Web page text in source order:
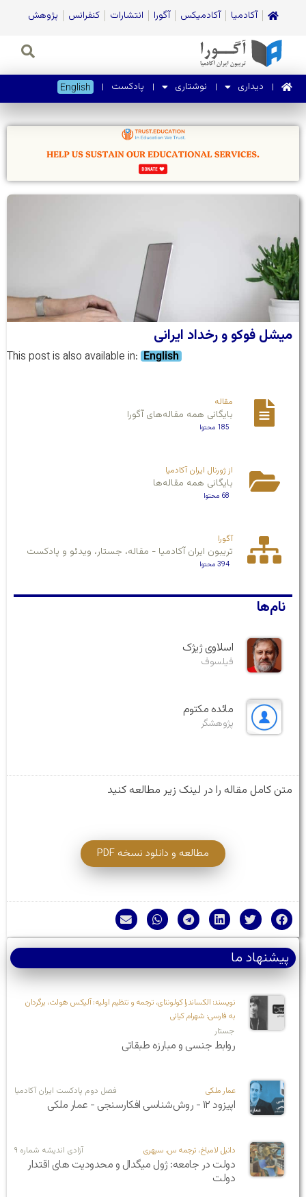
آکادمیا آکادمیکس آگورا انتشارات کنفرانس پژوهش
دیداری نوشتاری پادکست English
میشل فوکو و رخداد ایرانی
This post is also available in: English
مقاله
بایگانی همه مقاله‌های آگورا
185 محتوا
از ژورنال ایران آکادمیا
بایگانی همه مقاله‌ها
68 محتوا
آگورا
تریبون ایران آکادمیا - مقاله، جستار، ویدئو و پادکست
394 محتوا
نام‌ها
اسلاوی ژیژک
فیلسوف
مائده مکتوم
پژوهشگر
متن کامل مقاله را در لینک زیر مطالعه کنید
مطالعه و دانلود نسخه PDF
پیشنهاد ما
نویسند: الکساندرا کولونتای، ترجمه و تنظیم اولیه: آلیکس هولت، برگردان
به فارسی: شهرام کیانی
جستار
روابط جنسی و مبارزه طبقاتی
عمار ملکی فصل دوم پادکست ایران آکادمیا
اپیزود ۱۲ - روش‌شناسی افکارسنجی - عمار ملکی
دانیل لامباخ، ترجمه س. سپهری آزادی اندیشه شماره ۹
دولت در جامعه:‌ ژول میگدال و محدودیت‌ های اقتدار
دولت